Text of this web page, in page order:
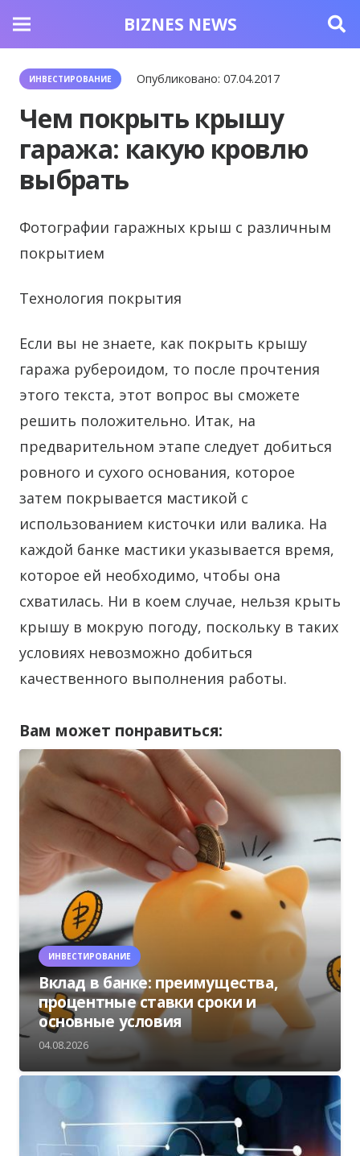
BIZNES NEWS
ИНВЕСТИРОВАНИЕ Опубликовано:07.04.2017
Чем покрыть крышу
гаража: какую кровлю
выбрать
Фотографии гаражных крыш с различным
покрытием
Технология покрытия
Если вы не знаете, как покрыть крышу
гаража рубероидом, то после прочтения
этого текста, этот вопрос вы сможете
решить положительно. Итак, на
предварительном этапе следует добиться
ровного и сухого основания, которое
затем покрывается мастикой с
использованием кисточки или валика. На
каждой банке мастики указывается время,
которое ей необходимо, чтобы она
схватилась. Ни в коем случае, нельзя крыть
крышу в мокрую погоду, поскольку в таких
условиях невозможно добиться
качественного выполнения работы.
Вам может понравиться:
ИНВЕСТИРОВАНИЕ
Вклад в банке: преимущества,
процентные ставки сроки и
основные условия
04.08.2026